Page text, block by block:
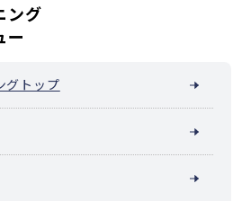
ング
ー
グトップ